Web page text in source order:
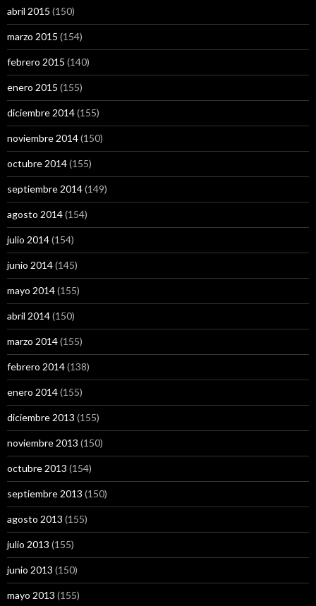
abril 2015 (150)
marzo 2015 (154)
febrero 2015 (140)
enero 2015 (155)
diciembre 2014(155)
noviembre 2014(150)
octubre 2014(155)
septiembre 2014(149)
agosto 2014(154)
julio 2014(154)
junio 2014(145)
mayo 2014(155)
abril 2014(150)
marzo 2014(155)
febrero 2014(138)
enero 2014(155)
diciembre 2013 (155)
noviembre 2013 (150)
octubre 2013 (154)
septiembre 2013 (150)
agosto 2013 (155)
julio 2013 (155)
junio 2013 (150)
mayo 2013 (155)